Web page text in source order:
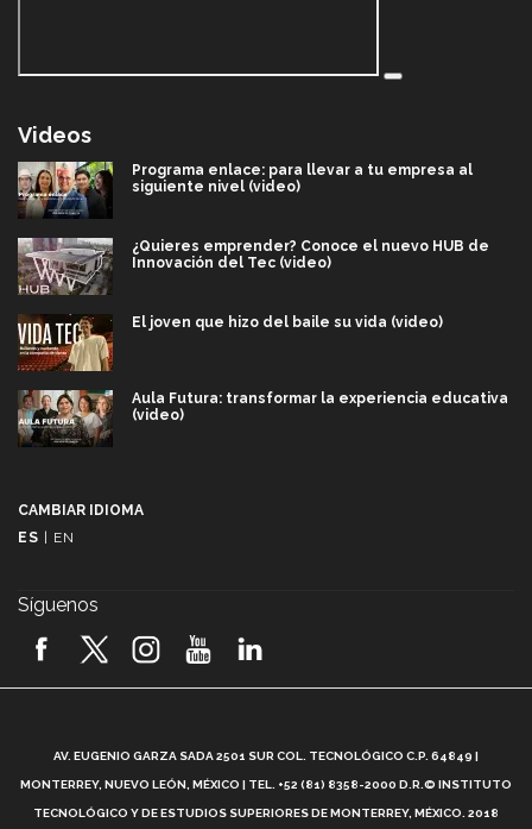
Videos
Programa enlace: para llevar a tu empresa al
siguiente nivel (video)
¿Quieres emprender? Conoce el nuevo HUB de
Innovación del Tec (video)
El joven que hizo del baile su vida (video)
Aula Futura: transformar la experiencia educativa
(video)
2026! (video)
¿Cómo es el Modelo Educativo Tec? (video)
CAMBIAR IDIOMA
ES | EN
Síguenos
AV. EUGENIO GARZA SADA 2501 SUR COL. TECNOLÓGICO C.P. 64849 |
MONTERREY, NUEVO LEÓN, MÉXICO | TEL. +52 (81) 8358-2000 D.R.© INSTITUTO
TECNOLÓGICO Y DE ESTUDIOS SUPERIORES DE MONTERREY, MÉXICO. 2018